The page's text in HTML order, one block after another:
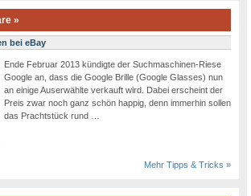
»
bei eBay
Ende Februar 2013 kündigte der Suchmaschinen-Riese
Google an, dass die Google Brille (Google Glasses) nun
an einige Auserwählte verkauft wird. Dabei erscheint der
Preis zwar noch ganz schön happig, denn immerhin sollen
das Prachtstück rund …
Mehr Tipps & Tricks »